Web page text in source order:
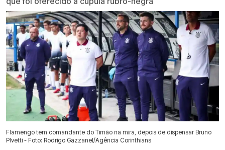
Flamengo tem comandante do Timão na mira, depois de dispensar Bruno
PIvetti - Foto: Rodrigo Gazzanel/Agência Corinthians